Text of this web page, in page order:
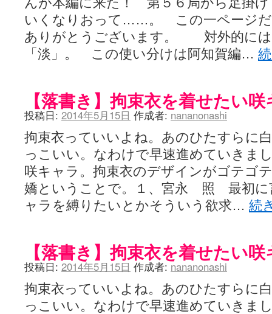
いくなりおって……。 この一ページだ
ありがとうございます。 対外的には
「淡」。 この使い分けは阿知賀編…
【落書き】拘束衣を着せたい
投稿日: 2014年5月15日 作成者: nananonashi
拘束衣っていいよね。あのひたすらに
っこいい。なわけで早速進めていきま
咲キャラ。拘束衣のデザインがゴテゴ
嬌ということで。１、宮永 照 最初に
ャラを縛りたいとかそういう欲求… 続
【落書き】拘束衣を着せたい
投稿日: 2014年5月15日 作成者: nananonashi
拘束衣っていいよね。あのひたすらに
っこいい。なわけで早速進めていきま